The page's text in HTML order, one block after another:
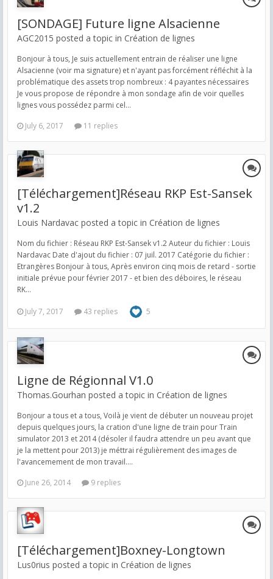
[SONDAGE] Future ligne Alsacienne
AGC2015 posted a topic in Création de lignes
Bonjour à tous, Je suis actuellement entrain de réaliser une ligne
Alsacienne (voir ma signature) et n'ayant pas forcément réfléchit à la
problématique des assets trop nombreux : 4 payantes nécessaires
Je vous propose de répondre à mon sondage afin de voir quelles
lignes vous possédez parmi cel...
July 6, 2017
11 replies
[Téléchargement]Réseau RKP Est-Sansek
v1.2
Louis Nardavac posted a topic in Création de lignes
Nom du fichier : Réseau RKP Est-Sansek v1.2 Auteur du fichier : Louis
Nardavac Date d'ajout du fichier : 07 juil. 2017 Catégorie du fichier :
Etrangères Bonjour à tous, Après environ cinq mois de retard - sortie
initiale prévue pour février 2017 - et bien des déboires, le réseau
RK...
July 7, 2017 43 replies 5
Ligne de Régionnal V1.0
Thomas.Gourhan posted a topic in Création de lignes
Bonjour a tous et a tous, Voilà je vient de débuter un nouveau projet
depuis quelques jours, la cration d'une ligne de train pour Train
simulator 2013 et 2014 (désoler il faudra attendre un peu avant que
je la mettent pour 2013) je méttrai régulièrement des images de
l'avancemement de mon travail....
June 26, 2014
9 replies
[Téléchargement]Boxney-Longtown
Lus0rius posted a topic in Création de lignes